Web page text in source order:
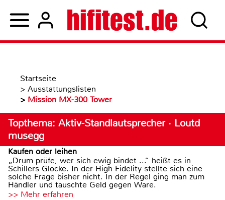
Startseite
> Ausstattungslisten
> Mission MX-300 Tower
Topthema: Aktiv-Standlautsprecher · Loutd
musegg
Kaufen oder leihen
„Drum prüfe, wer sich ewig bindet ...“ heißt es in
Schillers Glocke. In der High Fidelity stellte sich eine
solche Frage bisher nicht. In der Regel ging man zum
Händler und tauschte Geld gegen Ware.
>> Mehr erfahren